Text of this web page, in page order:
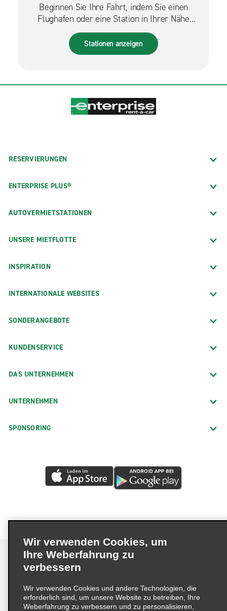
Beginnen Sie Ihre Fahrt, indem Sie einen
Flughafen oder eine Station in Ihrer Nähe
finden.
Stationen anzeigen
RESERVIERUNGEN
ENTERPRISE PLUS®
AUTOVERMIETSTATIONEN
UNSERE MIETFLOTTE
INSPIRATION
INTERNATIONALE WEBSITES
SONDERANGEBOTE
KUNDENSERVICE
DAS UNTERNEHMEN
UNTERNEHMEN
SPONSORING
Impressum Nutzungsbedingungen
Datenschutzrichtlinie
Cookie-Richtlinie
Datenschutzoptionen
Wir verwenden Cookies, um
Ihre Weberfahrung zu
verbessern
Wir verwenden Cookies und andere Technologien, die
erforderlich sind, um unsere Website zu betreiben, Ihre
Weberfahrung zu verbessern und zu personalisieren,